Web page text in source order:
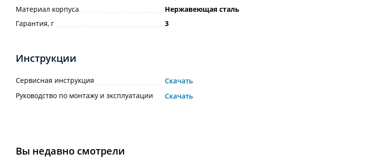
Материал корпуса
Нержавеющая сталь
Гарантия, г
3
Инструкции
Сервисная инструкция
Скачать
Руководство по монтажу и эксплуатации
Скачать
Вы недавно смотрели